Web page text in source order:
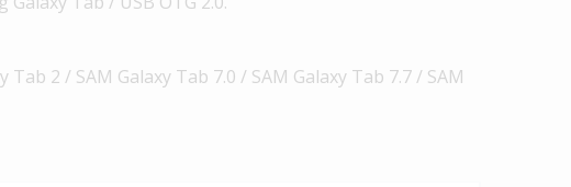
Tab 2 / SAM Galaxy Tab 7.0 / SAM Galaxy Tab 7.7 / SAM